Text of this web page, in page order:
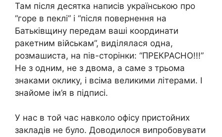
Там після десятка написів українською про
“горе в пеклі” і “після повернення на
Батьківщину передам ваші координати
ракетним військам”, виділялася одна,
розмашиста, на пів-сторінки: “ПРЕКРАСНО!!!”
Не з одним, не з двома, а саме з трьома
знаками оклику, і всіма великими літерами. І
знайоме ім’я в підписі.
У нас в той час навколо офісу пристойних
закладів не було. Доводилося випробовувати